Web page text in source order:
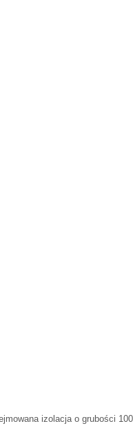
izolacja o grubości